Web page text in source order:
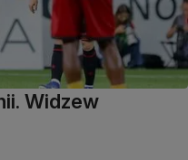
Widzew